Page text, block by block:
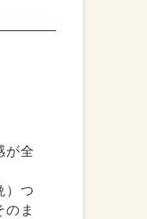
が全
）つ
ま